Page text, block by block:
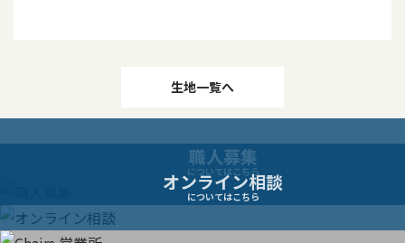
稿
ビ
生地一覧へ
職人募集
についてはこちら
オンライン相談
についてはこちら